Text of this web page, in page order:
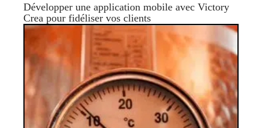
Développer une application mobile avec Victory
Crea pour fidéliser vos clients